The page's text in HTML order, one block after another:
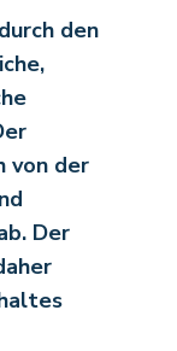
den
von der
Der